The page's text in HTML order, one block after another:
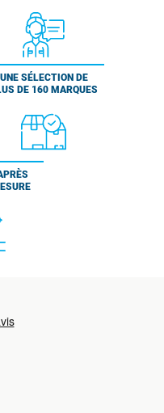
UNE SÉLECTION DE
DE 160 MARQUES